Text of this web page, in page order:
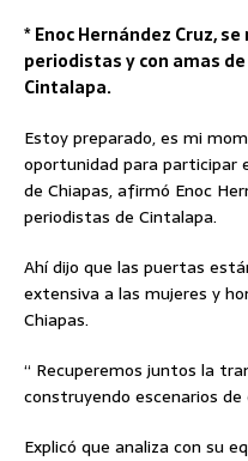
* Enoc Hernández Cruz,
periodistas y con amas
Cintalapa.
Estoy preparado, es mi
oportunidad para participar
de Chiapas, afirmó Enoc
periodistas de Cintalapa.
Ahí dijo que las puertas
extensiva a las mujeres y
Chiapas.
“ Recuperemos juntos la
construyendo escenarios
Explicó que analiza con su